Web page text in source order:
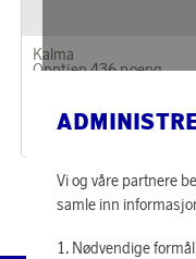
Kalma
Opptjen 436 poeng
14 050 poeng
Vi og våre partnere
samle inn
Nødvendige